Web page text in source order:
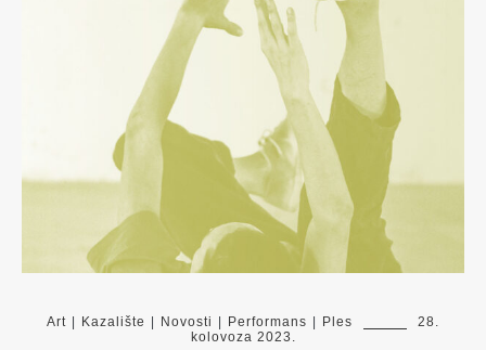
Art | Kazalište | Novosti | Performans | Ples
28.
kolovoza 2023.